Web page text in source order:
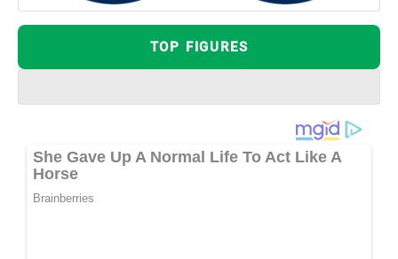
TOP FIGURES